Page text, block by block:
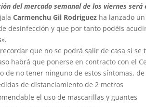
del mercado semanal de los viernes será
Carmenchu Gil Rodriguez ha lanzado
desinfección y que por tanto podéis
que no se podrá salir de casa si
habrá que ponerse en contracto con el
de no tener ninguno de estos síntomas,
de distanciamiento de 2 metros
el uso de mascarillas y guantes